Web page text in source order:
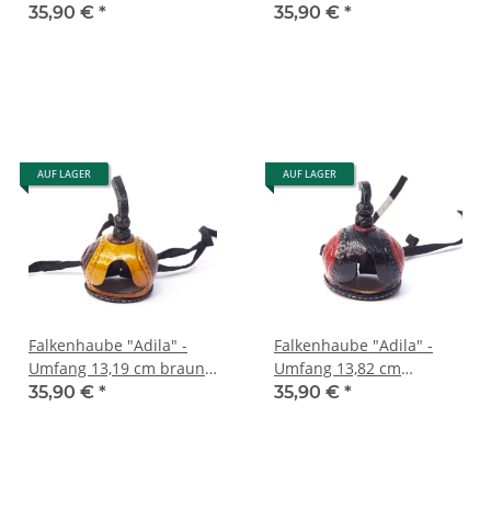
35,90 € *
35,90 € *
AUF LAGER
Falkenhaube "Adila" -
Umfang 13,19 cm braun-
cognac
35,90 € *
AUF LAGER
Falkenhaube "Adila" -
Umfang 13,82 cm
schwarz-rot
35,90 € *